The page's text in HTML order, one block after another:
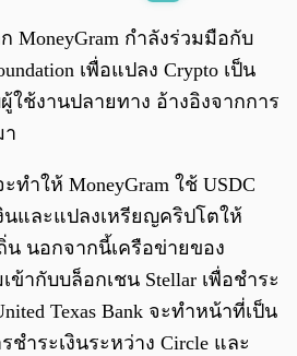
0:00 / 0:00
MoneyGram กำลังร่วมมือกับ
เพื่อแปลง Crypto เป็น
ใช้งานปลายทาง อ้างอิงจากการ
า
ำให้ MoneyGram ใช้ USDC
นและแปลงเหรียญคริปโตให้
น นอกจากนี้เครือข่ายของ
ข้ากับบล็อกเชน Stellar เพื่อชำระ
Texas Bank จะทำหน้าที่เป็น
ำระเงินระหว่าง Circle และ